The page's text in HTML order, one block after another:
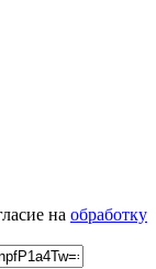
на обработку